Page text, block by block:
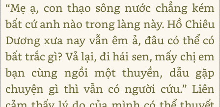
“Mẹ ạ, con thạo sông nước chẳng kém
bất cứ anh nào trong làng này. Hồ Chiêu
Dương xưa nay vẫn êm ả, đâu có thể có
bất trắc gì? Vả lại, đi hái sen, mấy chị em
bạn cùng ngồi một thuyền, dẫu gặp
chuyện gì thì vẫn có người cứu.” Liên